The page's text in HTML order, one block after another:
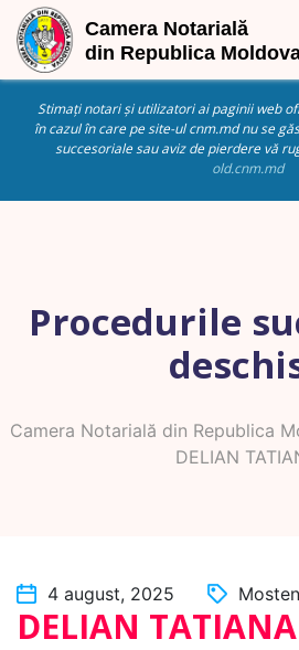
Stimați notari și utilizatori ai paginii web
în cazul în care pe site-ul cnm.md nu se
succesoriale sau aviz de pierdere vă
old.cnm.md
Procedurile
Camera Notarială din Republica
DELIAN
4 august, 2025
DELIAN TATIANA